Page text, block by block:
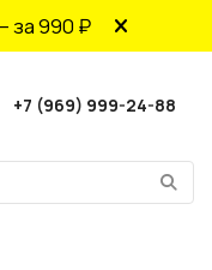
за 990 ₽
+7 (969) 999-24-88